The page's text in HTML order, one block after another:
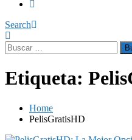
Search
Buscar:
Etiqueta:
Home
PelisGratisHD